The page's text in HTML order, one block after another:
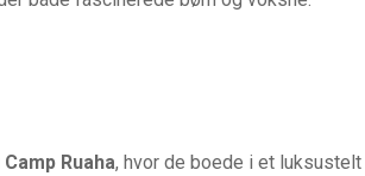
Camp Ruaha, hvor de boede i et